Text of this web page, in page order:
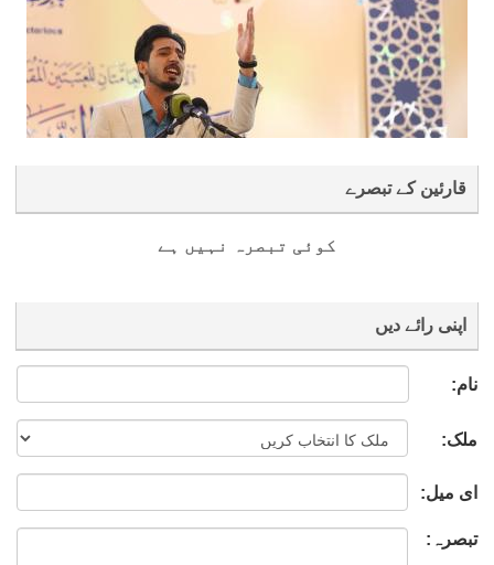
قارئین کے تبصرے
کوئی تبصرہ نہیں ہے
اپنی رائے دیں
نام:
ملک:
ای میل:
تبصرہ: